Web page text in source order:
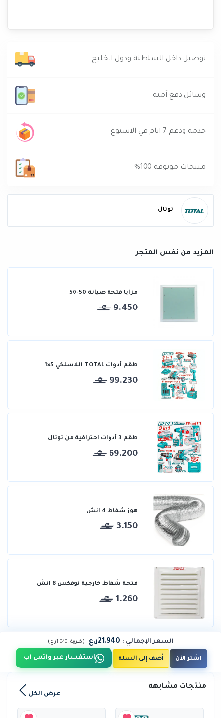
توصيل داخل السلطنة ودول الخليج
وسائل دفع آمنه
خدمة ودعم 7 ايام في الاسبوع
منتجات موثوقة 100%
توتال
المزيد من نفس المتجر
مزايا فتحة صيانة 50-50
9.450
طقم أدوات TOTAL اللاسلكي 5×1
99.230
طقم 3 أدوات احترافية من توتال
69.200
هوز شفاط 4 انش
3.150
فتحة شفاط خارجية نوفكس 8 انش
1.260
السعر الإجمالي : 21.940ر.ع (ضريبة :1.040ر.ع )
اشتر الآن أضف إلى السلة استفسار عبر واتس اب
منتجات مشابهه
عرض الكل